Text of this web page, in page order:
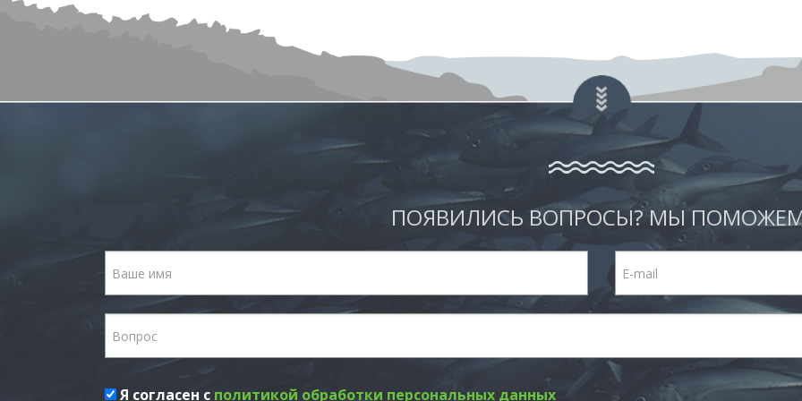
ПОЯВИЛИСЬ ВОПРОСЫ? МЫ
Я согласен с политикой обработки персональных данных